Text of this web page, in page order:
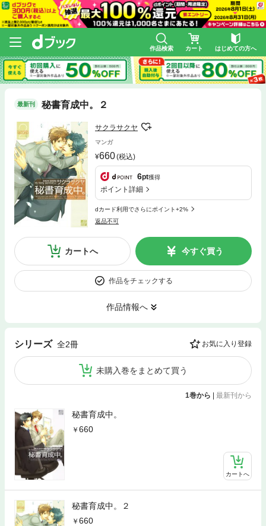
作品検索 カート はじめての方へ
最新刊 秘書育成中。２
サクラサクヤ
マンガ
660(税込)
6pt獲得
ポイント詳細
dカード利用でさらにポイント+2%
返品不可
カートへ 今すぐ買う
作品をチェックする
作品情報へ
シリーズ 全2冊 お気に入り登録
未購入巻をまとめて買う
1巻から | 最新刊から
秘書育成中。
660
カートへ
秘書育成中。２
660